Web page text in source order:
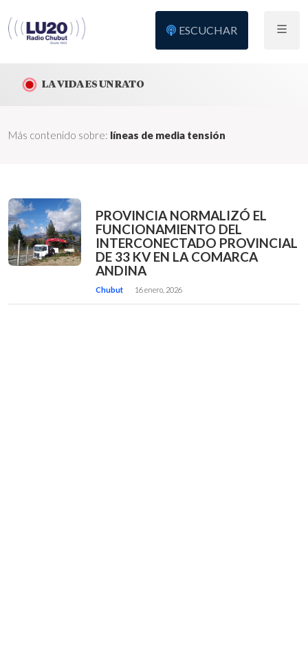
ESCUCHAR
LA VIDA ES UN RATO
Más contenido sobre: líneas de media tensión
PROVINCIA NORMALIZÓ EL
FUNCIONAMIENTO DEL
INTERCONECTADO PROVINCIAL
DE 33 KV EN LA COMARCA
ANDINA
Chubut 16 enero, 2026